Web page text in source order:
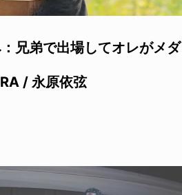
兄弟で出場してオレがメダ
/ 永原依弦